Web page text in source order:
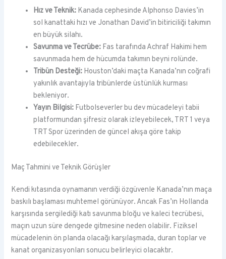
Hız ve Teknik: Kanada cephesinde Alphonso Davies’in
sol kanattaki hızı ve Jonathan David’in bitiriciliği takımın
en büyük silahı.
Savunma ve Tecrübe: Fas tarafında Achraf Hakimi hem
savunmada hem de hücumda takımın beyni rolünde.
Tribün Desteği: Houston’daki maçta Kanada’nın coğrafi
yakınlık avantajıyla tribünlerde üstünlük kurması
bekleniyor.
Yayın Bilgisi: Futbolseverler bu dev mücadeleyi tabii
platformundan şifresiz olarak izleyebilecek, TRT 1 veya
TRT Spor üzerinden de güncel akışa göre takip
edebilecekler.
Maç Tahmini ve Teknik Görüşler
Kendi kıtasında oynamanın verdiği özgüvenle Kanada’nın maça
baskılı başlaması muhtemel görünüyor. Ancak Fas’ın Hollanda
karşısında sergilediği katı savunma bloğu ve kaleci tecrübesi,
maçın uzun süre dengede gitmesine neden olabilir. Fiziksel
mücadelenin ön planda olacağı karşılaşmada, duran toplar ve
kanat organizasyonları sonucu belirleyici olacaktır.